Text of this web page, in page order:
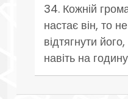
34. Кожній
настає він, то
відтягнути
навіть на